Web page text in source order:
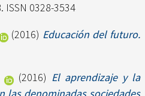
ISSN 0328-3534
(2016) Educación del futuro.
(2016) El aprendizaje y la